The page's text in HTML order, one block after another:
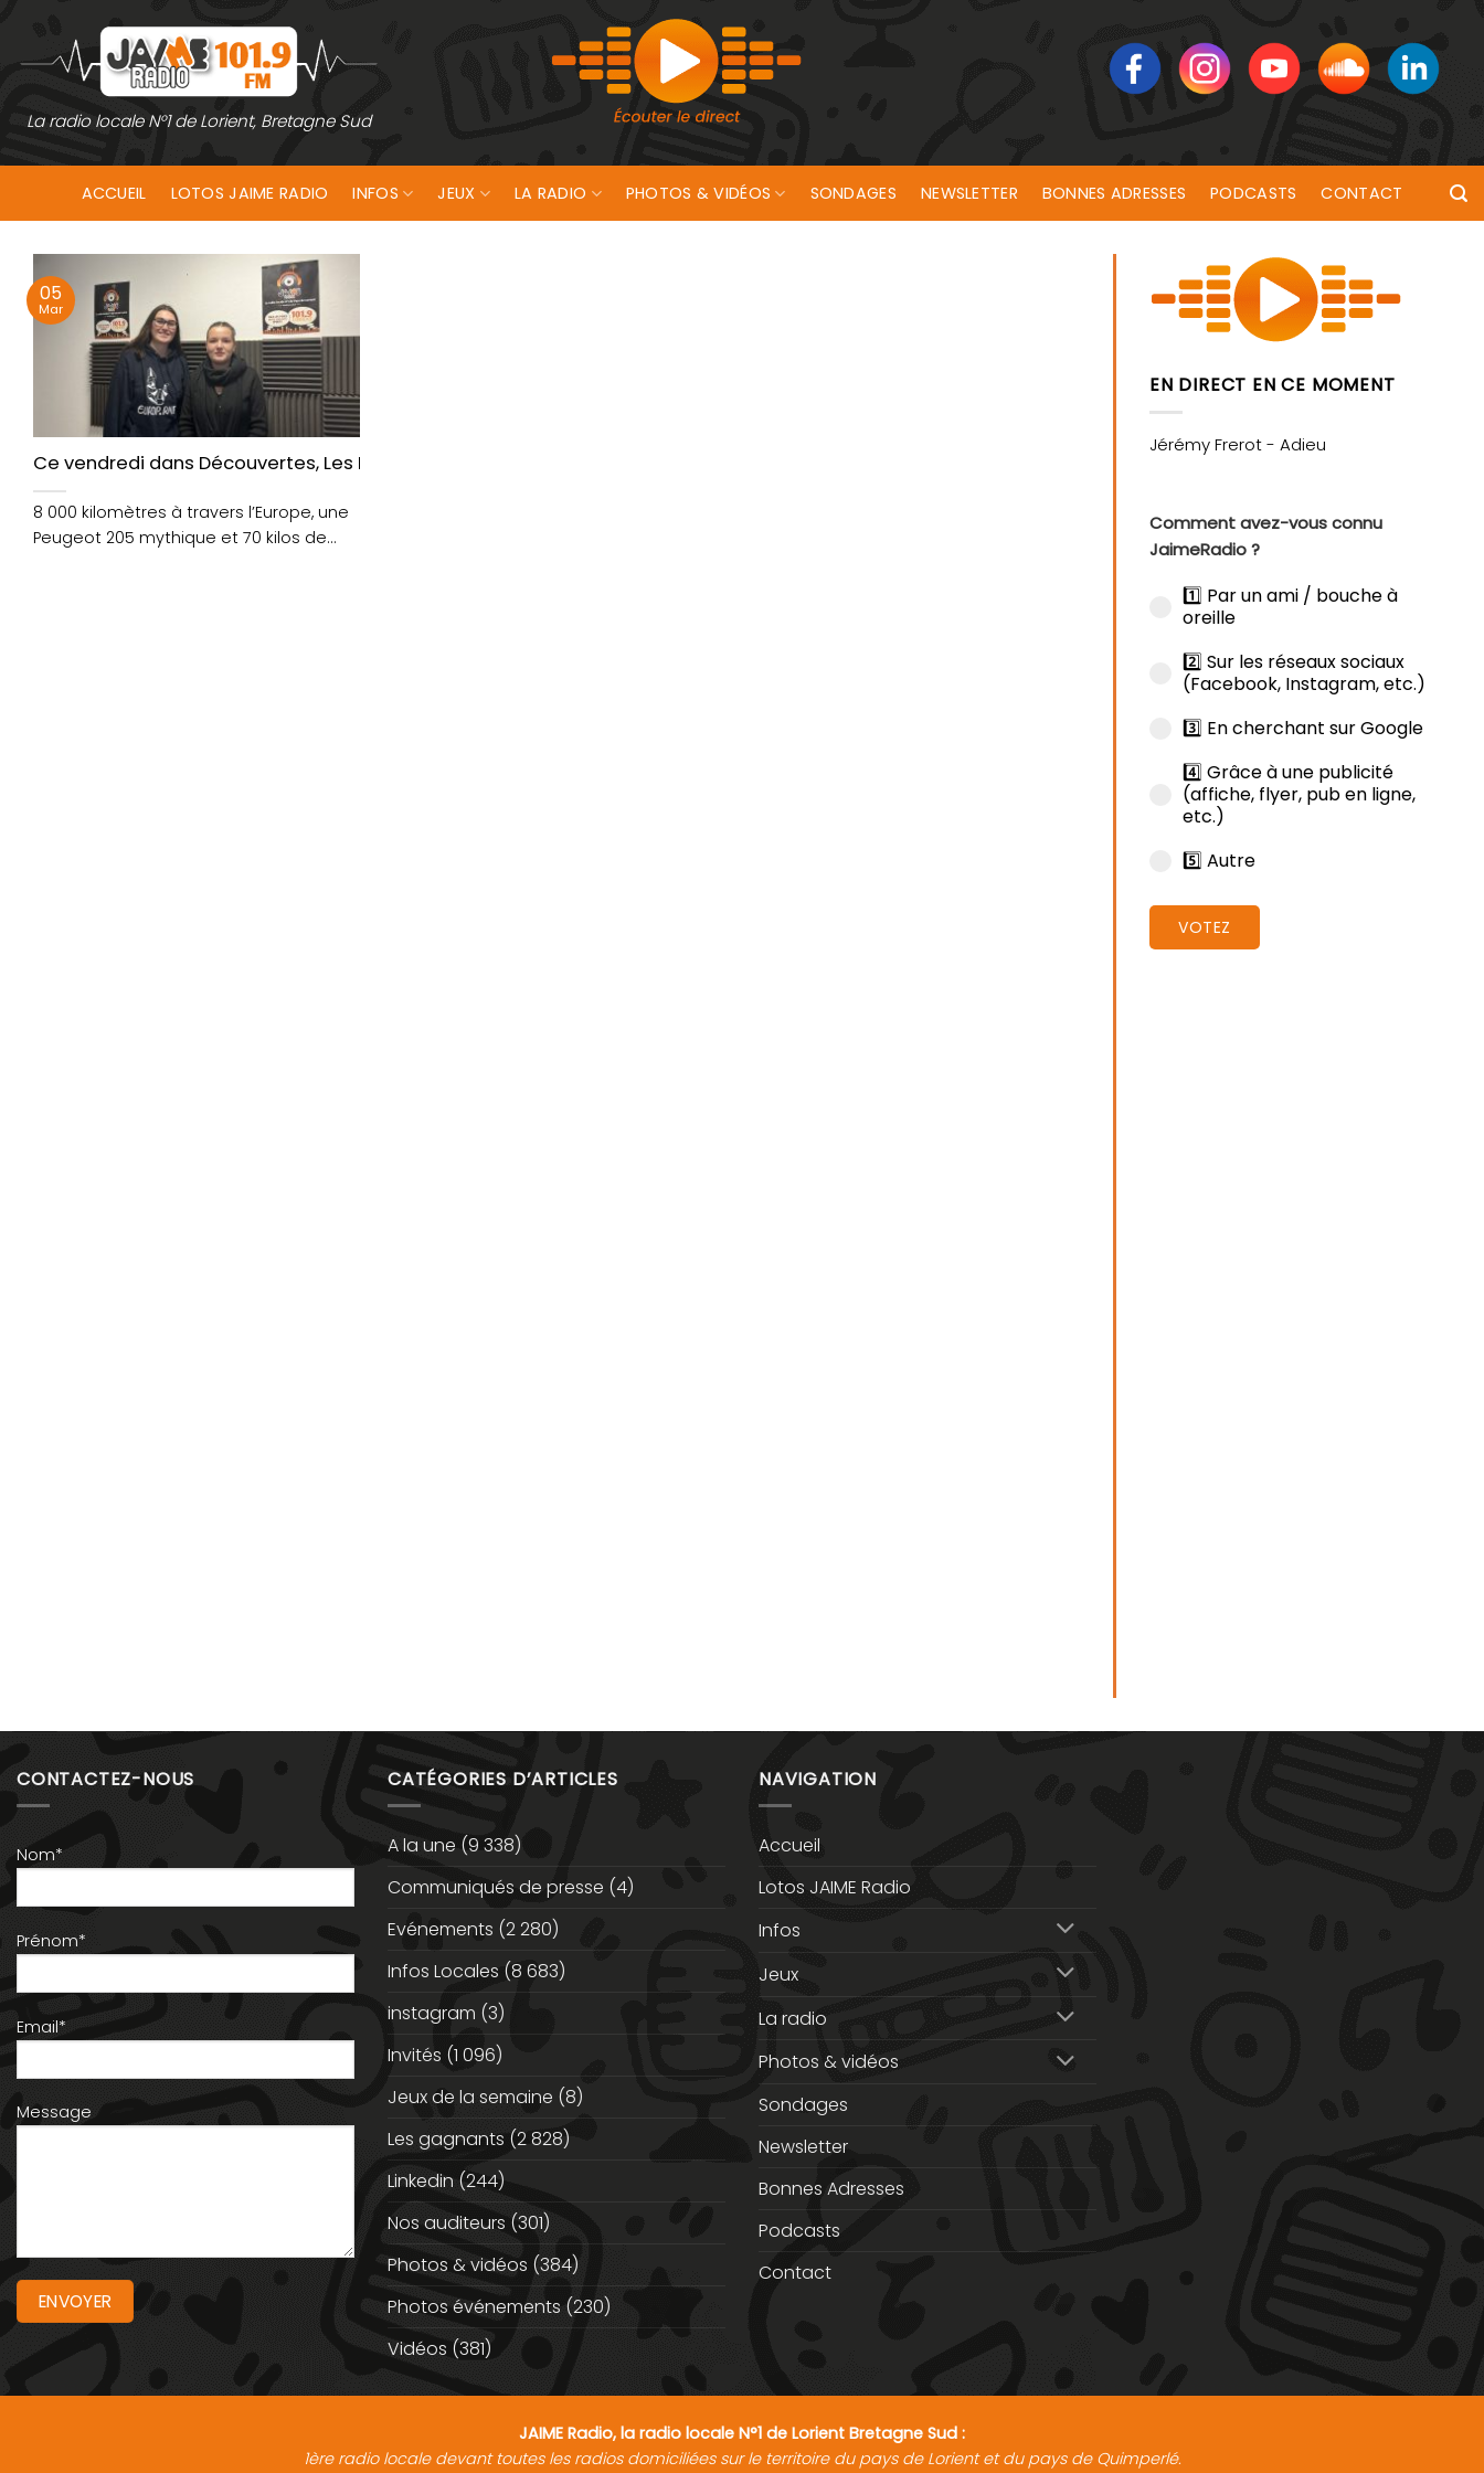
contenu
La radio locale N°1 de Lorient, Bretagne Sud
ACCUEIL LOTOS JAIME RADIO INFOS JEUX LA RADIO PHOTOS & VIDÉOS SONDAGES NEWSLETTER BONNES ADRESSES PODCASTS CONTACT
Ce vendredi dans Découvertes, Les Riderzh en route pour l’Europ’Raid 2026 !
8 000 kilomètres à travers l’Europe, une
Peugeot 205 mythique et 70 kilos de
05
Mar
EN DIRECT EN CE MOMENT
Comment avez-vous connu
JaimeRadio ?
1️⃣ Par un ami / bouche à
oreille
2️⃣ Sur les réseaux sociaux
(Facebook, Instagram, etc.)
3️⃣ En cherchant sur Google
4️⃣ Grâce à une publicité
(affiche, flyer, pub en ligne,
etc.)
5️⃣ Autre
VOTEZ
CONTACTEZ-NOUS
Nom*
Prénom*
Email*
Message
CATÉGORIES D’ARTICLES
A la une (9 338)
Communiqués de presse (4)
Evénements (2 280)
Infos Locales (8 683)
instagram (3)
Invités (1 096)
Jeux de la semaine (8)
Les gagnants (2 828)
Linkedin (244)
Nos auditeurs (301)
Photos & vidéos (384)
Photos événements (230)
Vidéos (381)
NAVIGATION
Accueil
Lotos JAIME Radio
Infos
Jeux
La radio
Photos & vidéos
Sondages
Newsletter
Bonnes Adresses
Podcasts
Contact
JAIME Radio, la radio locale N°1 de Lorient Bretagne Sud :
1ère radio locale devant toutes les radios domiciliées sur le territoire du pays de Lorient et du pays de Quimperlé.